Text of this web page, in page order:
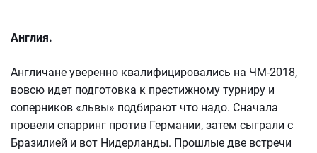
Англия.
Англичане уверенно квалифицировались на ЧМ-2018,
вовсю идет подготовка к престижному турниру и
соперников «львы» подбирают что надо. Сначала
провели спарринг против Германии, затем сыграли с
Бразилией и вот Нидерланды. Прошлые две встречи